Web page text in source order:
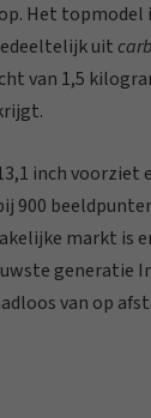
Het topmodel
uit
van 1,5
inch voorziet
900
markt is
generatie
van op